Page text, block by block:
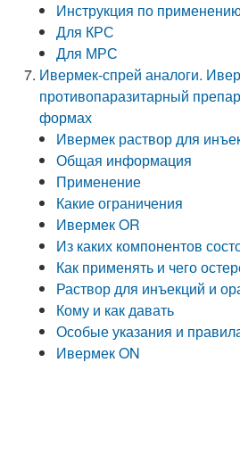
Инструкция по
Для КРС
Для МРС
Ивермек-спрей аналоги.
противопаразитарный
формах
Ивермек раствор для
Общая информация
Применение
Какие ограничения
Ивермек OR
Из каких компонентов
Как применять и чего
Раствор для инъекций и
Кому и как давать
Особые указания и
Ивермек ON